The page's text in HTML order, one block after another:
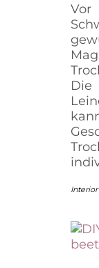
Die
Interior